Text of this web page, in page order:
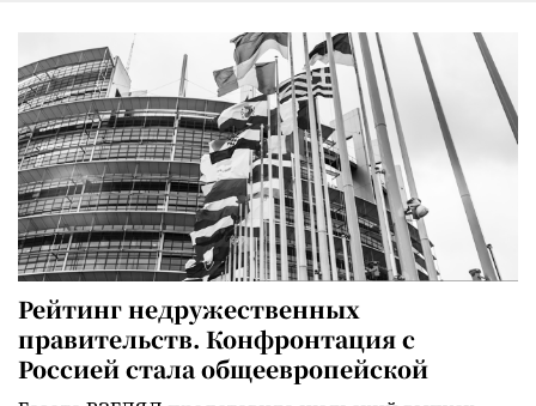
Рейтинг недружественных
правительств. Конфронтация с
Россией стала общеевропейской